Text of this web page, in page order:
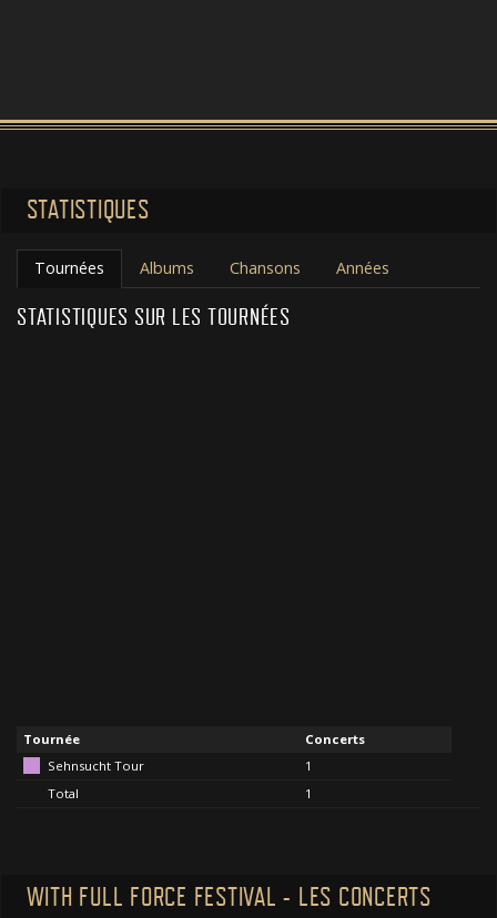
STATISTIQUES
Tournées Albums Chansons Années
STATISTIQUES SUR LES TOURNÉES
Tournée
Concerts
Sehnsucht Tour
1
Total
1
WITH FULL FORCE FESTIVAL - LES CONCERTS